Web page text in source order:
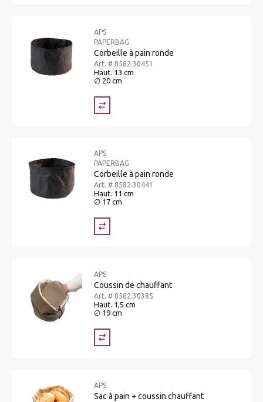
APS
PAPERBAG
Corbeille à pain ronde
Art. # 8582.30451
Haut. 13 cm
∅ 20 cm
APS
PAPERBAG
Corbeille à pain ronde
Art. # 8582.30441
Haut. 11 cm
∅ 17 cm
APS
Coussin de chauffant
Art. # 8582.30385
Haut. 1,5 cm
∅ 19 cm
APS
Sac à pain + coussin chauffant